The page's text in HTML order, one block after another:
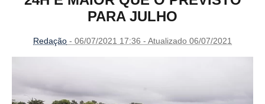
PARA JULHO
Redação - 06/07/2021 17:36 - Atualizado 06/07/2021